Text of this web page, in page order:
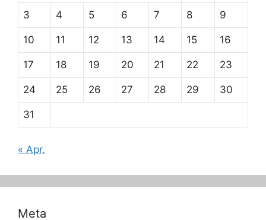
3 4 5 6 7 8 9
10 11 12 13 14 15 16
17 18 19 20 21 22 23
24 25 26 27 28 29 30
31
« Apr.
Meta